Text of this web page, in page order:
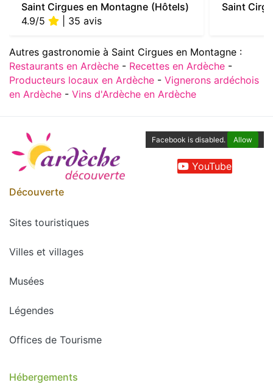
Saint Cirgues en Montagne (Hôtels)
4.9/5
| 35 avis
Saint
Autres gastronomie à Saint Cirgues en Montagne :
Restaurants en Ardèche - Recettes en Ardèche -
Producteurs locaux en Ardèche - Vignerons ardéchois
en Ardèche - Vins d'Ardèche en Ardèche
Facebook is disabled. Allow
YouTube
Découverte
Sites touristiques
Villes et villages
Musées
Légendes
Offices de Tourisme
Hébergements